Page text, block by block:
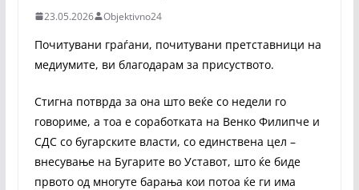
23.05.2026 Objektivno24
Почитувани граѓани, почитувани претставници на
медиумите, ви благодарам за присуството.
Стигна потврда за она што веќе со недели го
говориме, а тоа е соработката на Венко Филипче и
СДС со бугарските власти, со единствена цел –
внесување на Бугарите во Уставот, што ќе биде
првото од многуте барања кои потоа ќе ги има